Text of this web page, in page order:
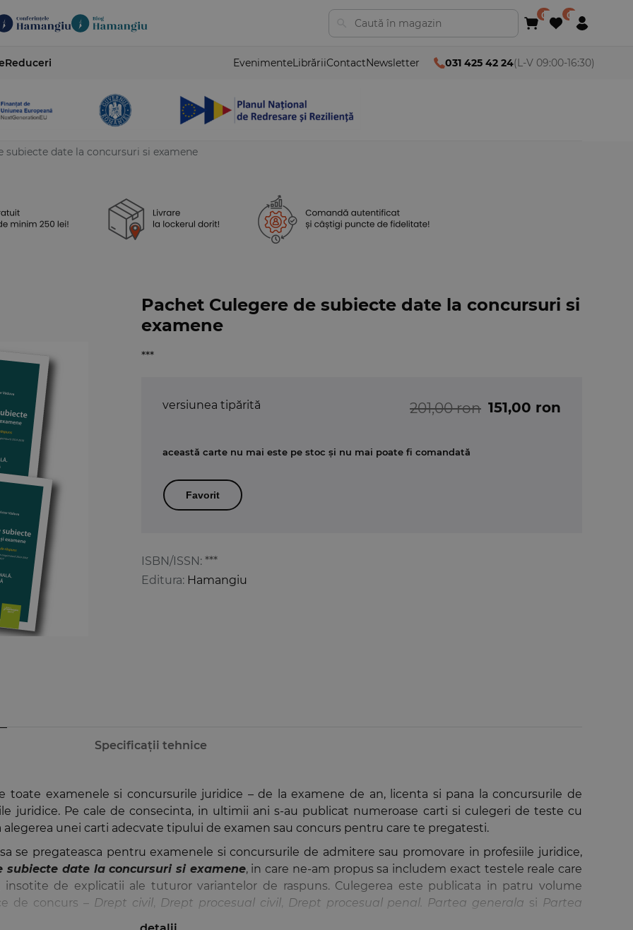
Reduceri EvenimenteLibrăriiContactNewsletter 031 425 42 24(L-V 09:00-16:30)
subiecte date la concursuri si examene
Pachet Culegere de subiecte date la concursuri si
examene
***
ISBN/ISSN: ***
Editura: Hamangiu
versiunea tipărită 201,00 ron 151,00 ron
această carte nu mai este pe stoc și nu mai poate fi comandată
Favorit
Specificații tehnice
toate examenele si concursurile juridice – de la examene de an, licenta si pana la concursurile de
juridice. Pe cale de consecinta, in ultimii ani s-au publicat numeroase carti si culegeri de teste cu
unei carti adecvate tipului de examen sau concurs pentru care te pregatesti.
se pregateasca pentru examenele si concursurile de admitere sau promovare in profesiile juridice,
subiecte date la concursuri si examene, in care ne-am propus sa includem exact testele reale care
de explicatii ale tuturor variantelor de raspuns. Culegerea este publicata in patru volume
de concurs – Drept civil, Drept procesual civil, Drept procesual penal. Partea generala si Partea